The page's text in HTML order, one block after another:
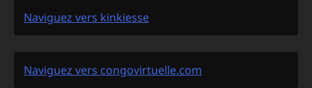
Naviguez vers kinkiesse
Naviguez vers congovirtuelle.com